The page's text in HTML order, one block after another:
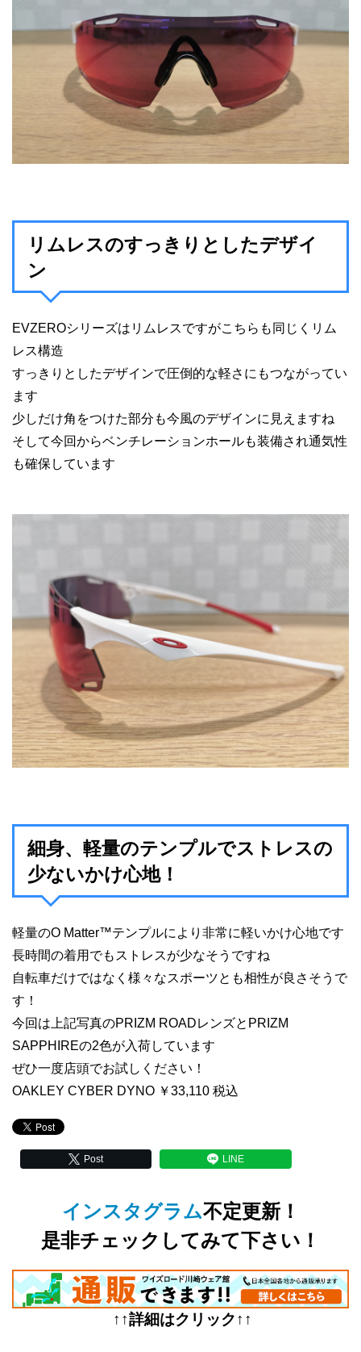
リムレスのすっきりとしたデザイ
ン
EVZEROシリーズはリムレスですがこちらも同じくリム
レス構造
すっきりとしたデザインで圧倒的な軽さにもつながってい
ます
少しだけ角をつけた部分も今風のデザインに見えますね
そして今回からベンチレーションホールも装備され通気性
も確保しています
細身、軽量のテンプルでストレスの
少ないかけ心地！
軽量のO Matter™テンプルにより非常に軽いかけ心地です
長時間の着用でもストレスが少なそうですね
自転車だけではなく様々なスポーツとも相性が良さそうで
す！
今回は上記写真のPRIZM ROADレンズとPRIZM
SAPPHIREの2色が入荷しています
ぜひ一度店頭でお試しください！
OAKLEY CYBER DYNO ￥33,110 税込
Post LINE
インスタグラム不定更新！
是非チェックしてみて下さい！
↑↑詳細はクリック↑↑